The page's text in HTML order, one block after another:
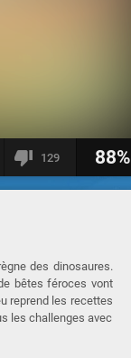
129 88%
des dinosaures.
bêtes féroces vont
reprend les recettes
les challenges avec